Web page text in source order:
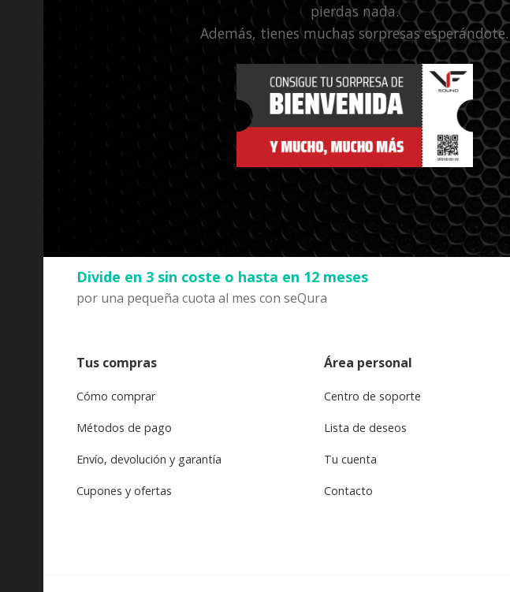
pierdas nada.
Además, tienes muchas sorpresas esperándote.
Divide en 3 sin coste o hasta en 12 meses
por una pequeña cuota al mes con seQura
Tus compras
Cómo comprar
Métodos de pago
Envío, devolución y garantía
Cupones y ofertas
Área personal
Centro de soporte
Lista de deseos
Tu cuenta
Contacto